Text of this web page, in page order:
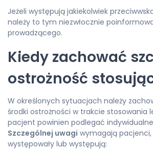
Jeżeli występują jakiekolwiek
należy to tym niezwłocznie
prowadzącego.
Kiedy zachować
ostrożność
W określonych sytuacjach należy
środki ostrożności w trakcie stosowania
pacjent powinien podlegać
Szczególnej uwagi wymagają
występowały lub występują: